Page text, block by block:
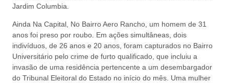
Jardim Columbia.
Ainda Na Capital, No Bairro Aero Rancho, um homem de 31
anos foi preso por roubo. Em ações simultâneas, dois
indivíduos, de 26 anos e 20 anos, foram capturados no Bairro
Universitário pelo crime de furto qualificado, que incluiu a
invasão de uma residência pertencente a um desembargador
do Tribunal Eleitoral do Estado no início do mês. Uma mulher